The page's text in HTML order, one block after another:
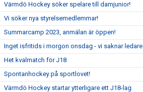
Värmdö Hockey söker spelare till damjunior!
Vi söker nya styrelsemedlemmar!
Summarcamp 2023, anmälan är öppen!
Inget isfritids i morgon onsdag - vi saknar ledare
Het kvalmatch för J18
Spontanhockey på sportlovet!
Värmdö Hockey startar ytterligare ett J18-lag